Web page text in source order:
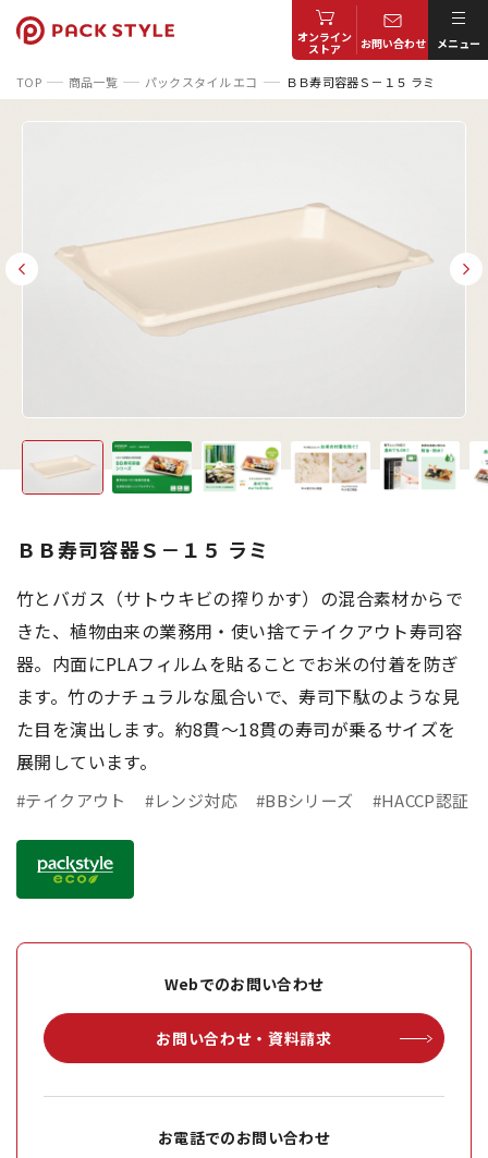
オンライン
ストア お問い合わせ メニュー
TOP 商品一覧 パックスタイル エコ ＢＢ寿司容器Ｓ－１５ ラミ
ＢＢ寿司容器Ｓ－１５ ラミ
竹とバガス（サトウキビの搾りかす）の混合素材からで
きた、植物由来の業務用・使い捨てテイクアウト寿司容
器。内面にPLAフィルムを貼ることでお米の付着を防ぎ
ます。竹のナチュラルな風合いで、寿司下駄のような見
た目を演出します。約8貫～18貫の寿司が乗るサイズを
展開しています。
#テイクアウト #レンジ対応 #BBシリーズ #HACCP認証
Webでのお問い合わせ
お問い合わせ・資料請求
お電話でのお問い合わせ